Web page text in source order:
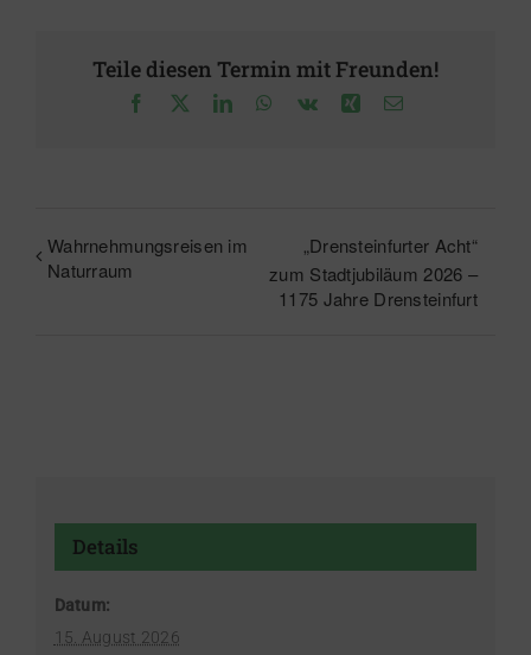
Teile diesen Termin mit Freunden!
Facebook LinkedInWhatsApp
Vk XingE-
Wahrnehmungsreisen im
Naturraum
„Drensteinfurter Acht“
zum Stadtjubiläum 2026 –
1175 Jahre Drensteinfurt
Details
Datum:
15. August 2026